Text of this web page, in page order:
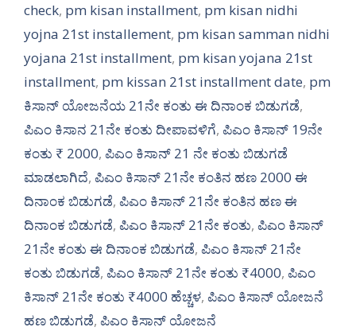
check, pm kisan installment, pm kisan nidhi
yojna 21st installement, pm kisan samman nidhi
yojana 21st installment, pm kisan yojana 21st
installment, pm kissan 21st installment date, pm
ಕಿಸಾನ್ ಯೋಜನೆಯ 21ನೇ ಕಂತು ಈ ದಿನಾಂಕ ಬಿಡುಗಡೆ,
ಪಿಎಂ ಕಿಸಾನ 21ನೇ ಕಂತು ದೀಪಾವಳಿಗೆ, ಪಿಎಂ ಕಿಸಾನ್ 19ನೇ
ಕಂತು ₹ 2000, ಪಿಎಂ ಕಿಸಾನ್ 21 ನೇ ಕಂತು ಬಿಡುಗಡೆ
ಮಾಡಲಾಗಿದೆ, ಪಿಎಂ ಕಿಸಾನ್ 21ನೇ ಕಂತಿನ ಹಣ 2000 ಈ
ದಿನಾಂಕ ಬಿಡುಗಡೆ, ಪಿಎಂ ಕಿಸಾನ್ 21ನೇ ಕಂತಿನ ಹಣ ಈ
ದಿನಾಂಕ ಬಿಡುಗಡೆ, ಪಿಎಂ ಕಿಸಾನ್ 21ನೇ ಕಂತು, ಪಿಎಂ ಕಿಸಾನ್
21ನೇ ಕಂತು ಈ ದಿನಾಂಕ ಬಿಡುಗಡೆ, ಪಿಎಂ ಕಿಸಾನ್ 21ನೇ
ಕಂತು ಬಿಡುಗಡೆ, ಪಿಎಂ ಕಿಸಾನ್ 21ನೇ ಕಂತು ₹4000, ಪಿಎಂ
ಕಿಸಾನ್ 21ನೇ ಕಂತು ₹4000 ಹೆಚ್ಚಳ, ಪಿಎಂ ಕಿಸಾನ್ ಯೋಜನೆ
ಹಣ ಬಿಡುಗಡೆ, ಪಿಎಂ ಕಿಸಾನ್ ಯೋಜನೆ